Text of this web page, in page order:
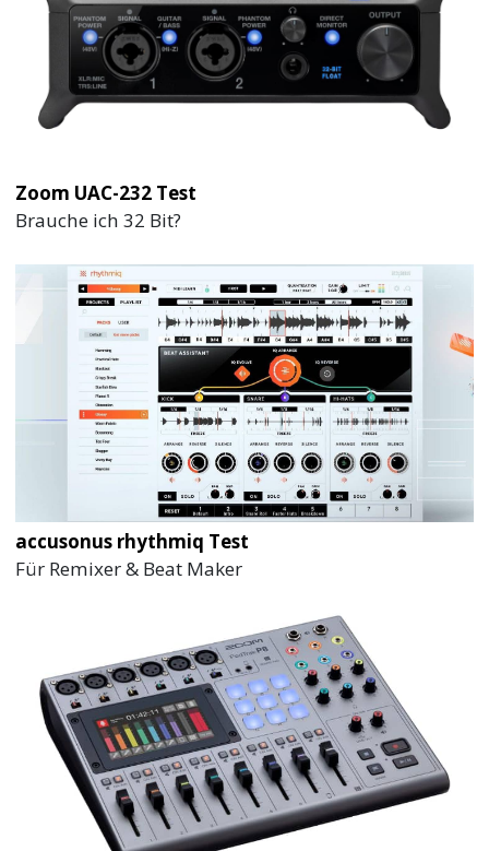
Zoom UAC-232 Test
Brauche ich 32 Bit?
accusonus rhythmiq Test
Für Remixer & Beat Maker